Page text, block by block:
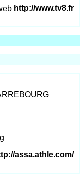
http://www.tv8.fr
assa.athle.com/